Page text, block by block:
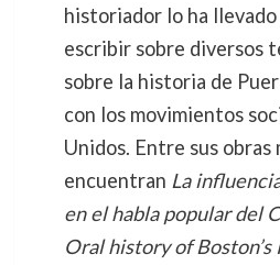
historiador lo ha
escribir sobre diversos
sobre la historia de
con los movimientos
Unidos. Entre sus obras
encuentran La
en el habla popular del
Oral history of Boston’s